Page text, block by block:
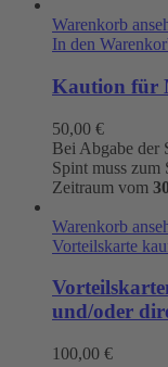
Warenkorb
In den
Kaution für
50,00 €
Bei Abgabe der
Spint muss zum
Zeitraum vom
Warenkorb
Vorteilskarte
und/oder
100,00 €